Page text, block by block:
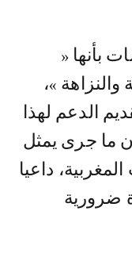
بأنها «
»،
الدعم لهذا
ما جرى يمثل
داعيا
ضرورية